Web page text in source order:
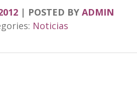
POSTED BY ADMIN
Noticias